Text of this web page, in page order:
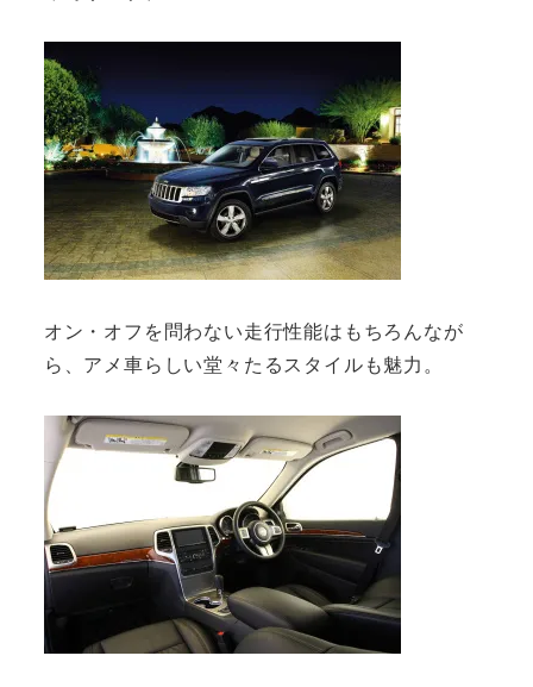
オン・オフを問わない走行性能はもちろんなが
ら、アメ車らしい堂々たるスタイルも魅力。